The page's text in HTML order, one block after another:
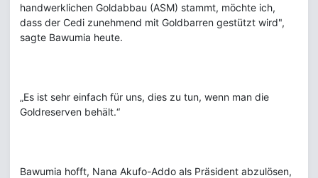
handwerklichen Goldabbau (ASM) stammt, möchte ich,
dass der Cedi zunehmend mit Goldbarren gestützt wird",
sagte Bawumia heute.
„Es ist sehr einfach für uns, dies zu tun, wenn man die
Goldreserven behält.“
Bawumia hofft, Nana Akufo-Addo als Präsident abzulösen,